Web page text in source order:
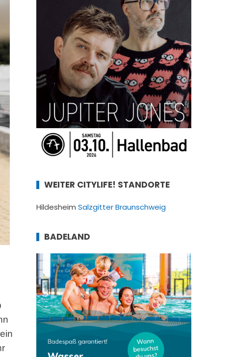
WEITER CITYLIFE! STANDORTE
Hildesheim SalzgitterBraunschweig
BADELAND